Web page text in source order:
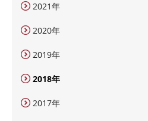
2021年
2020年
2019年
2018年
2017年